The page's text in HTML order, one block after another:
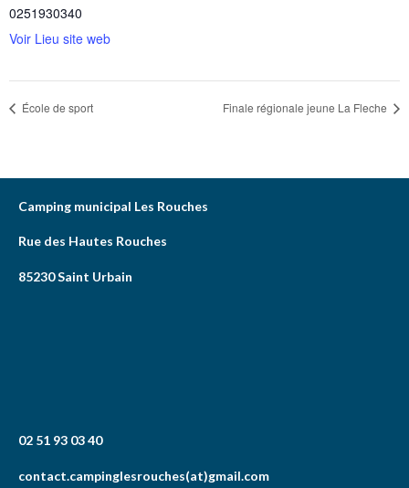
0251930340
Voir Lieu site web
École de sport Finale régionale jeune La Fleche
Camping municipal Les Rouches
Rue des Hautes Rouches
85230 Saint Urbain
02 51 93 03 40
contact.campinglesrouches(at)gmail.com